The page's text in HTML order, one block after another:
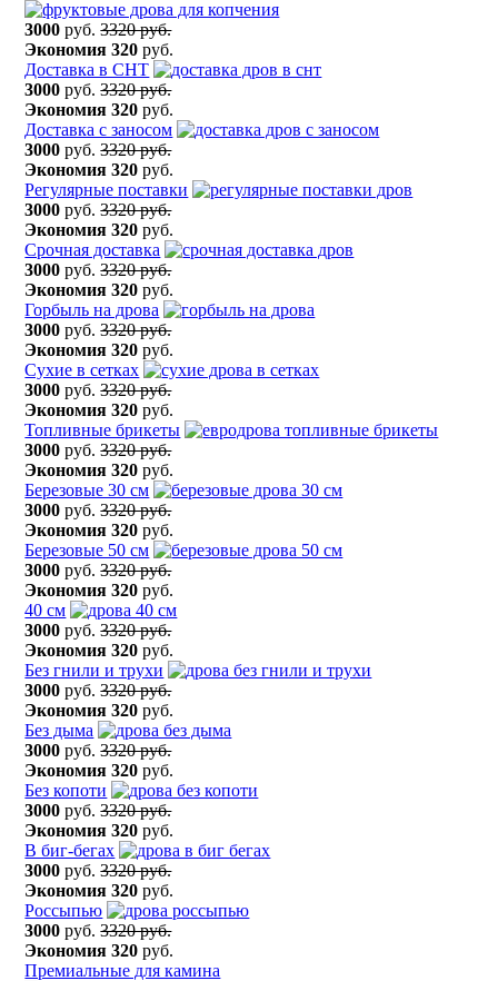
3000 руб.3320 руб.
Экономия 320 руб.
Доставка в СНТ
3000 руб.3320 руб.
Экономия 320 руб.
Доставка с заносом
3000 руб.3320 руб.
Экономия 320 руб.
Регулярные поставки
3000 руб.3320 руб.
Экономия 320 руб.
Срочная доставка
3000 руб.3320 руб.
Экономия 320 руб.
Горбыль на дрова
3000 руб.3320 руб.
Экономия 320 руб.
Сухие в сетках
3000 руб.3320 руб.
Экономия 320 руб.
Топливные брикеты
3000 руб.3320 руб.
Экономия 320 руб.
Березовые 30 см
3000 руб.3320 руб.
Экономия 320 руб.
Березовые 50 см
3000 руб.3320 руб.
Экономия 320 руб.
40 см
3000 руб.3320 руб.
Экономия 320 руб.
Без гнили и трухи
3000 руб.3320 руб.
Экономия 320 руб.
Без дыма
3000 руб.3320 руб.
Экономия 320 руб.
Без копоти
3000 руб.3320 руб.
Экономия 320 руб.
В биг-бегах
3000 руб.3320 руб.
Экономия 320 руб.
Россыпью
3000 руб.3320 руб.
Экономия 320 руб.
Премиальные для камина